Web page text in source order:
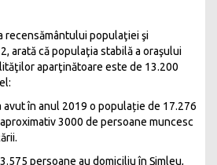
recensământului populaţiei şi
arată că populaţia stabilă a oraşului
aparţinătoare este de 13.200
avut în anul 2019 o populație de 17.276
3000 de persoane muncesc
persoane au domiciliu în Șimleu,